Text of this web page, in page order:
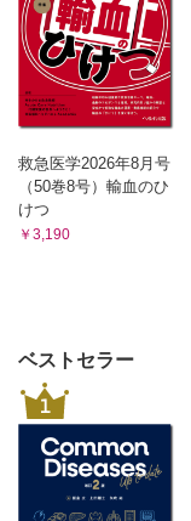
救急医学2026年8月号
（50巻8号）輸血のひ
けつ
￥3,190
ベストセラー
1